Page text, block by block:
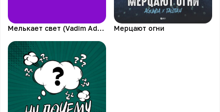
Мелькает свет (Vadim Adamov & Hardphol Remix) Мерцают огни